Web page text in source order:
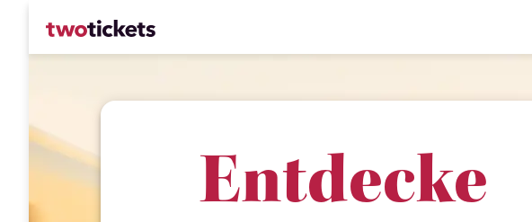
Entdecke